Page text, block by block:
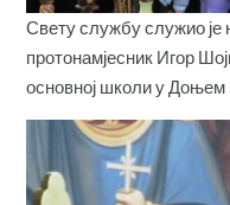
Свету службу служио
протонамјесник Игор
основној школи у Доњем